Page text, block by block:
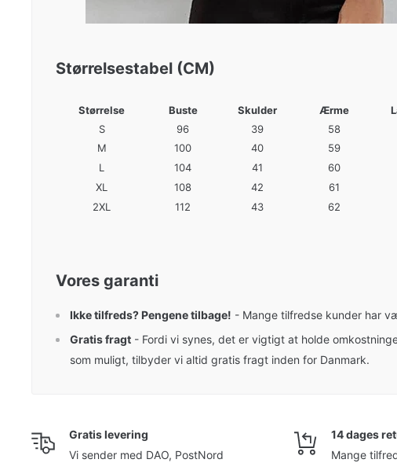
Størrelsestabel (CM)
Størrelse Buste Skulder Ærme
S
96 39 58
M
100 40 59
L
104 41 60
XL
108 42 61
2XL
112 43 62
Vores garanti
Ikke tilfreds? Pengene tilbage! - Mange tilfredse kunder har
Gratis fragt - Fordi vi synes, det er vigtigt at holde
som muligt, tilbyder vi altid gratis fragt inden for Danmark.
Gratis levering
Vi sender med DAO, PostNord
14 dages
Mange